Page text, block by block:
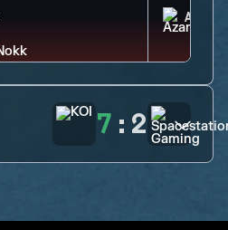
AZAMI
7 : 2